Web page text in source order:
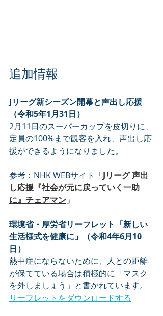
追加情報
Jリーグ新シーズン開幕と声出し応援
（令和5年1月31日）
2月11日のスーパーカップを皮切りに、
定員の100%まで観客を入れ、声出し応
援ができるようになりました。
参考：NHK WEBサイト「Jリーグ 声出
し応援『社会が元に戻っていく一助
に』チェアマン 」
環境省・厚労省リーフレット「新しい
生活様式を健康に」（令和4年6月10
日）
熱中症にならないために、人との距離
が保てている場合は積極的に「マスク
を外しましょう」と書かれています。
リーフレットをダウンロードする